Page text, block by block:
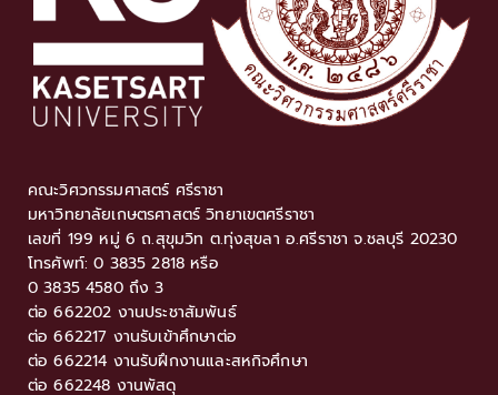
คณะวิศวกรรมศาสตร์ ศรีราชา
มหาวิทยาลัยเกษตรศาสตร์ วิทยาเขตศรีราชา
เลขที่ 199 หมู่ 6 ถ.สุขุมวิท ต.ทุ่งสุขลา อ.ศรีราชา จ.ชลบุรี 20230
โทรศัพท์: 0 3835 2818 หรือ
0 3835 4580 ถึง 3
ต่อ 662202 งานประชาสัมพันธ์
ต่อ 662217 งานรับเข้าศึกษาต่อ
ต่อ 662214 งานรับฝึกงานและสหกิจศึกษา
ต่อ 662248 งานพัสดุ